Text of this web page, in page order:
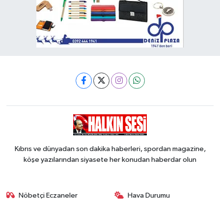
Kıbrıs ve dünyadan son dakika haberleri, spordan magazine,
köşe yazılarından siyasete her konudan haberdar olun
Nöbetçi Eczaneler Hava Durumu